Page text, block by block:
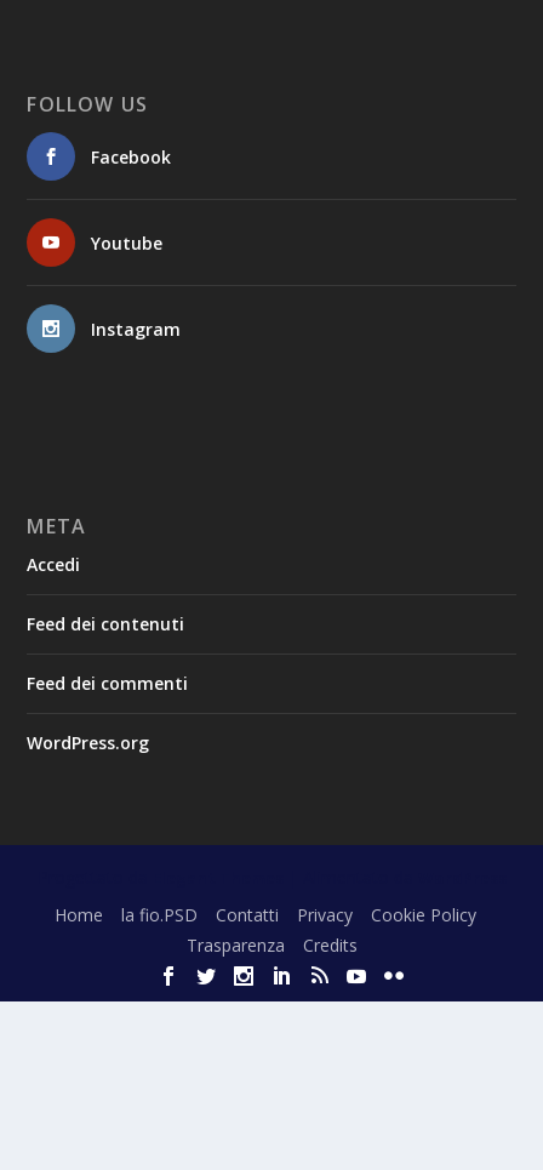
FOLLOW US
Facebook
Youtube
Instagram
META
Accedi
Feed dei contenuti
Feed dei commenti
WordPress.org
Home la fio.PSD Contatti Privacy
Cookie Policy
Trasparenza
Credits